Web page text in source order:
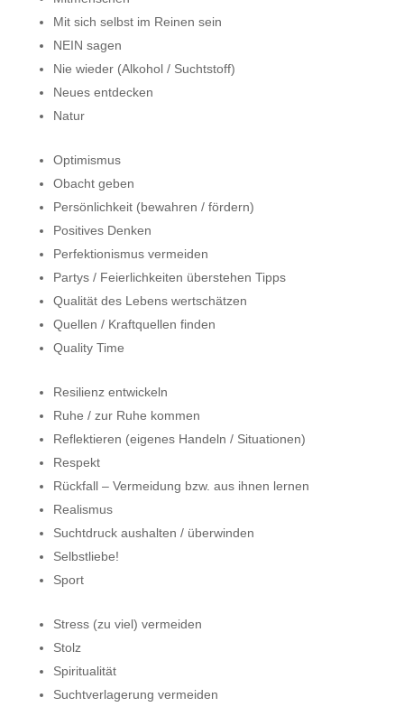
Mit sich selbst im Reinen sein
NEIN sagen
Nie wieder (Alkohol / Suchtstoff)
Neues entdecken
Natur
Optimismus
Obacht geben
Persönlichkeit (bewahren / fördern)
Positives Denken
Perfektionismus vermeiden
Partys / Feierlichkeiten überstehen Tipps
Qualität des Lebens wertschätzen
Quellen / Kraftquellen finden
Quality Time
Resilienz entwickeln
Ruhe / zur Ruhe kommen
Reflektieren (eigenes Handeln / Situationen)
Respekt
Rückfall – Vermeidung bzw. aus ihnen lernen
Realismus
Suchtdruck aushalten / überwinden
Selbstliebe!
Sport
Stress (zu viel) vermeiden
Stolz
Spiritualität
Suchtverlagerung vermeiden